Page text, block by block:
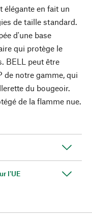
élégante en fait un
de taille standard.
d'une base
qui protège le
BELL peut être
de notre gamme, qui
du bougeoir.
de la flamme nue.
l'UE